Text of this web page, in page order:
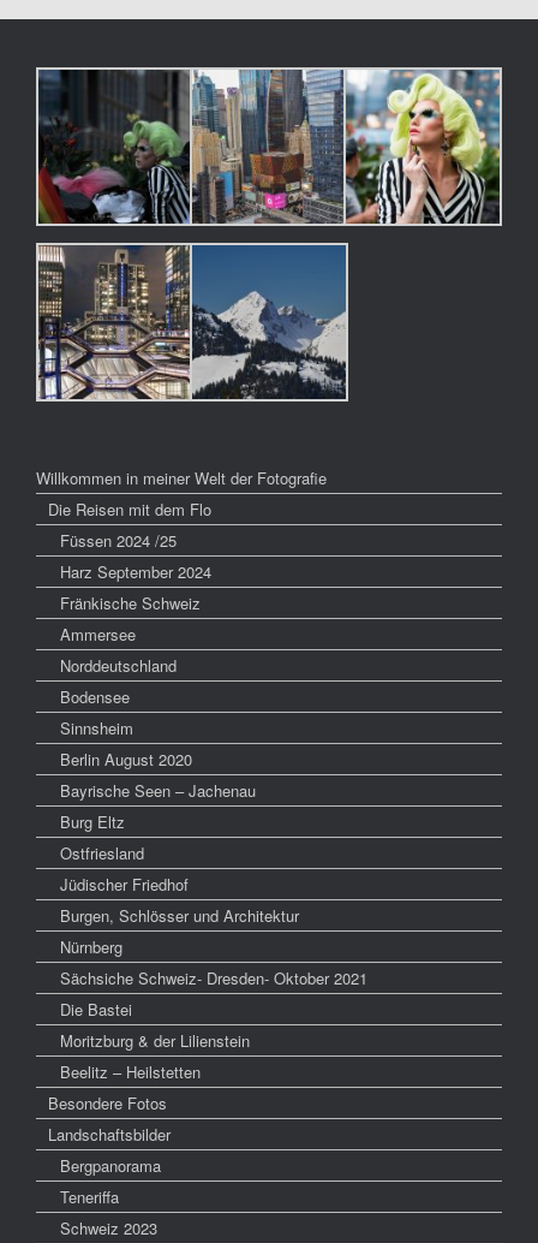
Willkommen in meiner Welt der Fotografie
Die Reisen mit dem Flo
Füssen 2024 /25
Harz September 2024
Fränkische Schweiz
Ammersee
Norddeutschland
Bodensee
Sinnsheim
Berlin August 2020
Bayrische Seen – Jachenau
Burg Eltz
Ostfriesland
Jüdischer Friedhof
Burgen, Schlösser und Architektur
Nürnberg
Sächsiche Schweiz- Dresden- Oktober 2021
Die Bastei
Moritzburg & der Lilienstein
Beelitz – Heilstetten
Besondere Fotos
Landschaftsbilder
Bergpanorama
Teneriffa
Schweiz 2023